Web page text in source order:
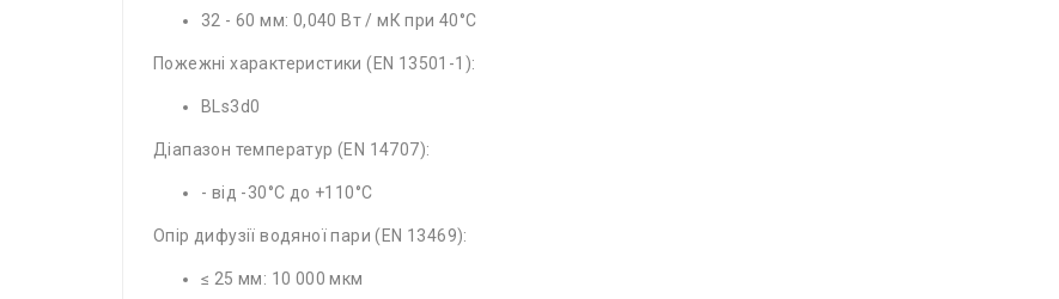
32 - 60 мм: 0,040 Вт / мК при 40°C
Пожежні характеристики (EN 13501-1):
BLs3d0
Діапазон температур (EN 14707):
- від -30°C до +110°C
Опір дифузії водяної пари (EN 13469):
≤ 25 мм: 10 000 мкм